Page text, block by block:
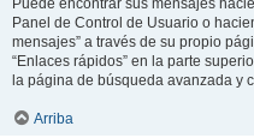
Puede encontrar sus mensajes
Panel de Control de Usuario o
mensajes” a través de su propio
“Enlaces rápidos” en la parte
la página de búsqueda avanzada y
Arriba